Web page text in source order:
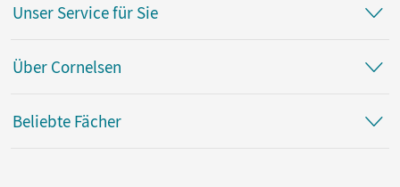
Unser Service für Sie
Über Cornelsen
Beliebte Fächer